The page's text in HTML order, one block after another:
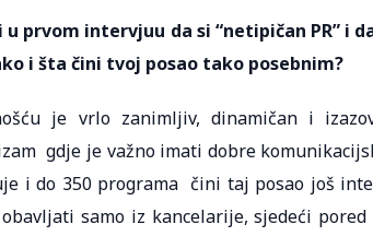
u prvom intervjuu da si “netipičan PR” i
i šta čini tvoj posao tako posebnim?
je vrlo zanimljiv, dinamičan i
gdje je važno imati dobre
i do 350 programa čini taj posao još
samo iz kancelarije, sjedeći